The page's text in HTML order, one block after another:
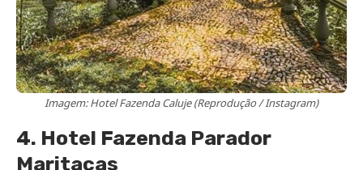
Imagem: Hotel Fazenda Caluje (Reprodução / Instagram)
4. Hotel Fazenda Parador
Maritacas